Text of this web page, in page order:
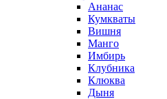
Ананас
Кумкваты
Вишня
Манго
Имбирь
Клубника
Клюква
Дыня